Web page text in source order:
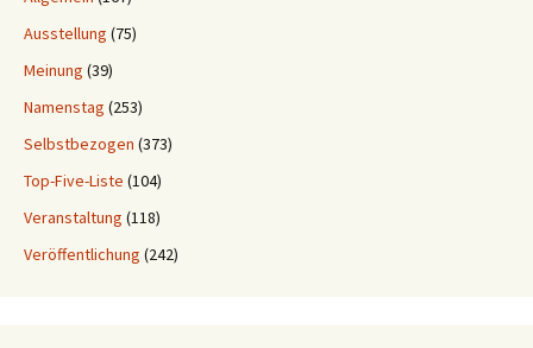
Ausstellung (75)
Meinung (39)
Namenstag (253)
Selbstbezogen (373)
Top-Five-Liste (104)
Veranstaltung (118)
Veröffentlichung (242)